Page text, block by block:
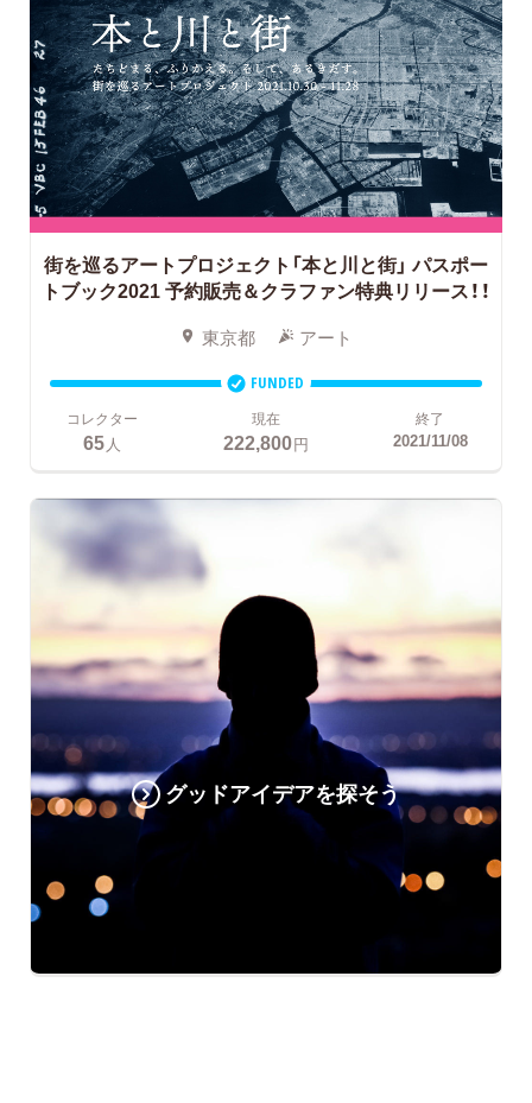
街を巡るアートプロジェクト「本と川と街」 パスポー
トブック2021 予約販売＆クラファン特典リリース！！
東京都 アート
FUNDED
コレクター
65 人
現在
222,800円
終了
2021/11/08
グッドアイデアを探そう